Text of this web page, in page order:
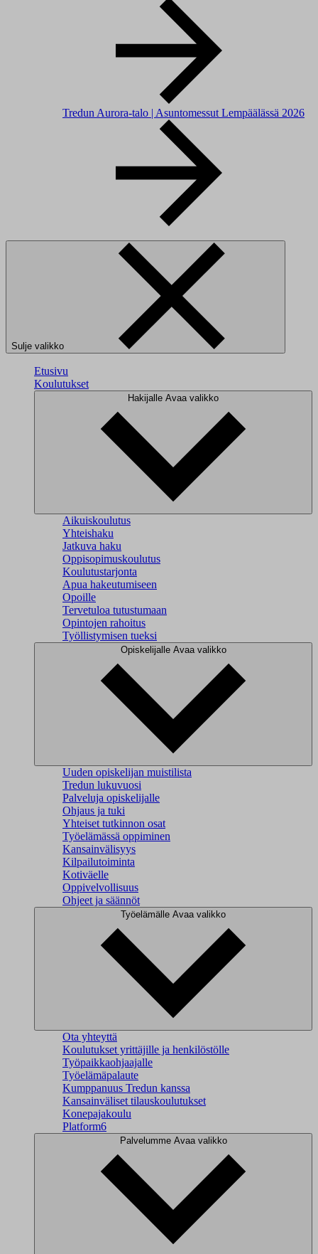
Tredun Aurora-talo | Asuntomessut Lempäälässä 2026
Sulje valikko
Etusivu
Koulutukset
Hakijalle Avaa valikko
Aikuiskoulutus
Yhteishaku
Jatkuva haku
Oppisopimuskoulutus
Koulutustarjonta
Apua hakeutumiseen
Opoille
Tervetuloa tutustumaan
Opintojen rahoitus
Työllistymisen tueksi
Opiskelijalle Avaa valikko
Uuden opiskelijan muistilista
Tredun lukuvuosi
Palveluja opiskelijalle
Ohjaus ja tuki
Yhteiset tutkinnon osat
Työelämässä oppiminen
Kansainvälisyys
Kilpailutoiminta
Kotiväelle
Oppivelvollisuus
Ohjeet ja säännöt
Työelämälle Avaa valikko
Ota yhteyttä
Koulutukset yrittäjille ja henkilöstölle
Työpaikkaohjaajalle
Työelämäpalaute
Kumppanuus Tredun kanssa
Kansainväliset tilauskoulutukset
Konepajakoulu
Platform6
Palvelumme Avaa valikko